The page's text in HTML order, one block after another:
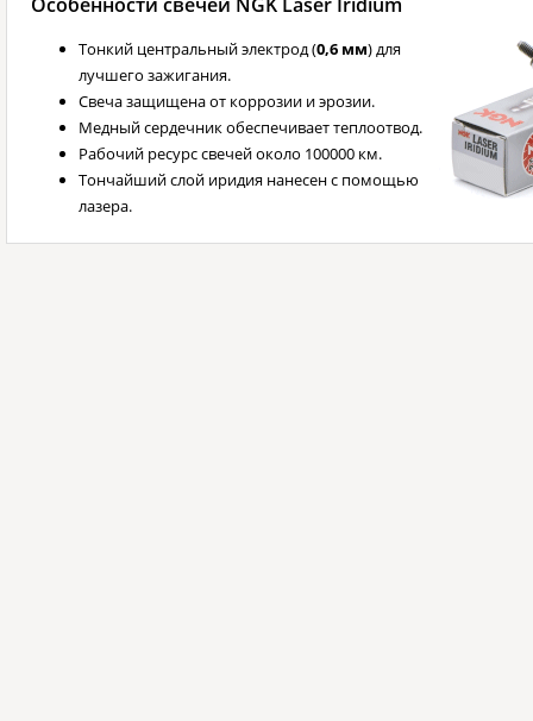
Тонкий центральный электрод (0,6 мм) для
лучшего зажигания.
Свеча защищена от коррозии и эрозии.
Медный сердечник обеспечивает теплоотвод.
Рабочий ресурс свечей около 100000 км.
Тончайший слой иридия нанесен с помощью
лазера.